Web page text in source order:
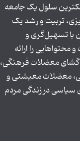
سلول یک جامعه
تربیت و رشد یک
با تسهیل‌گری و
محتواهایی را ارائه
معضلات فرهنگی،
معضلات معیشتی و
در زندگی مردم